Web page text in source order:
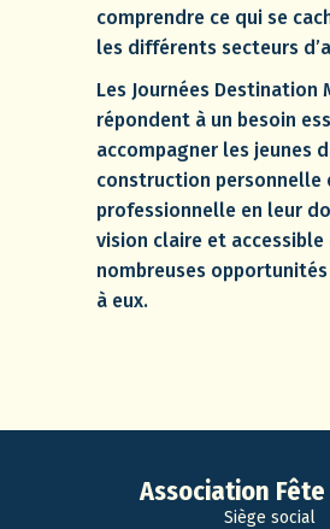
comprendre ce qui se
les différents secteurs
Les Journées Destination
répondent à un besoin
accompagner les jeunes
construction personnelle
professionnelle en leur
vision claire et accessible
nombreuses
à eux.
Association
Siège social